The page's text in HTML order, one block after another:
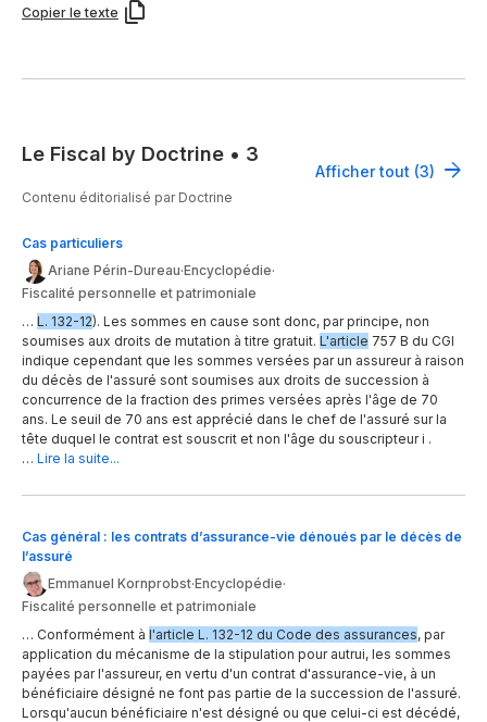
Copier le texte
Le Fiscal by Doctrine • 3
Afficher tout (3)
Contenu éditorialisé par Doctrine
Cas particuliers
Ariane Périn-Dureau·Encyclopédie·
Fiscalité personnelle et patrimoniale
… L. 132-12). Les sommes en cause sont donc, par principe, non
soumises aux droits de mutation à titre gratuit. L'article 757 B du CGI
indique cependant que les sommes versées par un assureur à raison
du décès de l'assuré sont soumises aux droits de succession à
concurrence de la fraction des primes versées après l'âge de 70
ans. Le seuil de 70 ans est apprécié dans le chef de l'assuré sur la
tête duquel le contrat est souscrit et non l'âge du souscripteur i .
… Lire la suite...
Cas général : les contrats d’assurance-vie dénoués par le décès de
l’assuré
Emmanuel Kornprobst·Encyclopédie·
Fiscalité personnelle et patrimoniale
… Conformément à l'article L. 132-12 du Code des assurances, par
application du mécanisme de la stipulation pour autrui, les sommes
payées par l'assureur, en vertu d'un contrat d'assurance-vie, à un
bénéficiaire désigné ne font pas partie de la succession de l'assuré.
Lorsqu'aucun bénéficiaire n'est désigné ou que celui-ci est décédé,